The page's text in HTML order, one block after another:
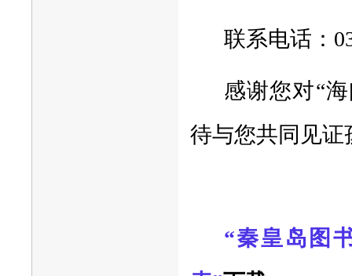
联系电话：
感谢您对“
待与您共同见
“秦皇岛图